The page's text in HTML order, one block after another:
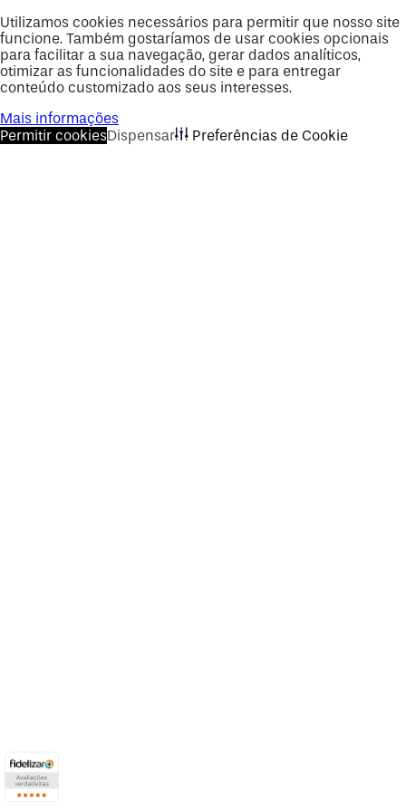
Utilizamos cookies necessários para permitir que nosso site
funcione. Também gostaríamos de usar cookies opcionais
para facilitar a sua navegação, gerar dados analíticos,
otimizar as funcionalidades do site e para entregar
conteúdo customizado aos seus interesses.
Mais informações
Permitir cookiesDispensar Preferências de Cookie